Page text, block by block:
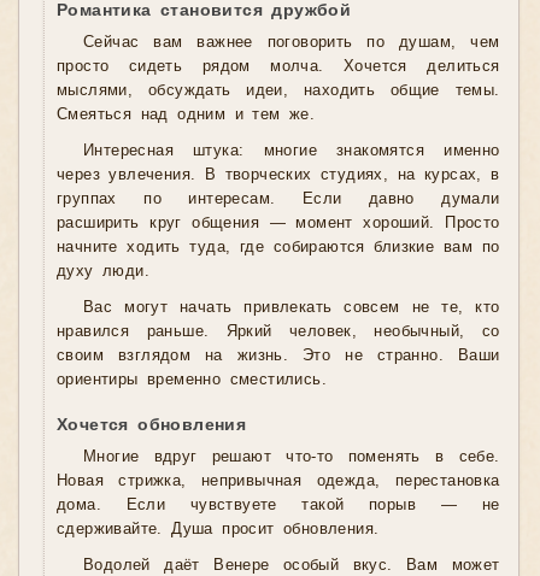
Романтика становится дружбой
Сейчас вам важнее поговорить по душам, чем
просто сидеть рядом молча. Хочется делиться
мыслями, обсуждать идеи, находить общие темы.
Смеяться над одним и тем же.
Интересная штука: многие знакомятся именно
через увлечения. В творческих студиях, на курсах, в
группах по интересам. Если давно думали
расширить круг общения — момент хороший. Просто
начните ходить туда, где собираются близкие вам по
духу люди.
Вас могут начать привлекать совсем не те, кто
нравился раньше. Яркий человек, необычный, со
своим взглядом на жизнь. Это не странно. Ваши
ориентиры временно сместились.
Хочется обновления
Многие вдруг решают что-то поменять в себе.
Новая стрижка, непривычная одежда, перестановка
дома. Если чувствуете такой порыв — не
сдерживайте. Душа просит обновления.
Водолей даёт Венере особый вкус. Вам может